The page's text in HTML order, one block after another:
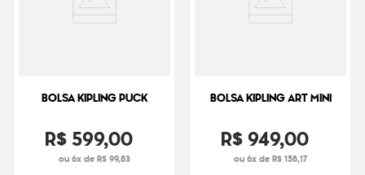
BOLSA KIPLING PUCK
R$599,00
ou 6x de R$ 99,83
BOLSA KIPLING ART MINI
R$949,00
ou 6x de R$ 158,17